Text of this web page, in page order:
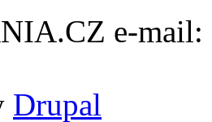
e-mail:
Drupal